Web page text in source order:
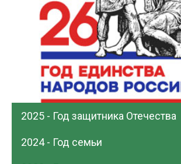
2025 - Год защитника Отечества
2024 - Год семьи